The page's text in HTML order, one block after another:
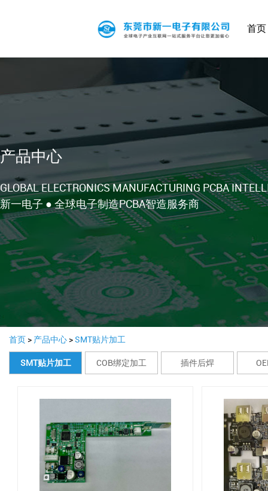
首页
产品中心
GLOBAL ELECTRONICS MANUFACTURING PCBA
新一电子 ● 全球电子制造PCBA智造服务商
首页 > 产品中心 >SMT贴片加工
SMT贴片加工 COB绑定加工 插件后焊